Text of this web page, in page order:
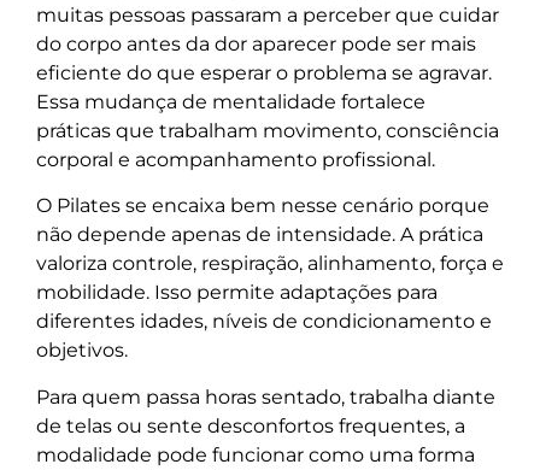
muitas pessoas passaram a perceber que cuidar
do corpo antes da dor aparecer pode ser mais
eficiente do que esperar o problema se agravar.
Essa mudança de mentalidade fortalece
práticas que trabalham movimento, consciência
corporal e acompanhamento profissional.
O Pilates se encaixa bem nesse cenário porque
não depende apenas de intensidade. A prática
valoriza controle, respiração, alinhamento, força e
mobilidade. Isso permite adaptações para
diferentes idades, níveis de condicionamento e
objetivos.
Para quem passa horas sentado, trabalha diante
de telas ou sente desconfortos frequentes, a
modalidade pode funcionar como uma forma